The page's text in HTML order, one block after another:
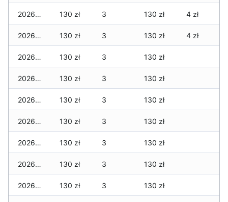
2026-02-09 130 zł 3 130 zł 4 zł
2026-02-08 130 zł 3 130 zł 4 zł
2026-02-07 130 zł 3 130 zł
2026-02-06 130 zł 3 130 zł
2026-02-05 130 zł 3 130 zł
2026-02-04 130 zł 3 130 zł
2026-02-03 130 zł 3 130 zł
2026-02-02 130 zł 3 130 zł
2026-02-01 130 zł 3 130 zł